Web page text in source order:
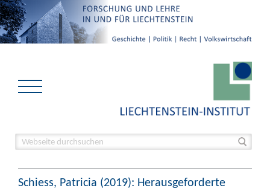
Schiess, Patricia (2019): Herausgeforderte